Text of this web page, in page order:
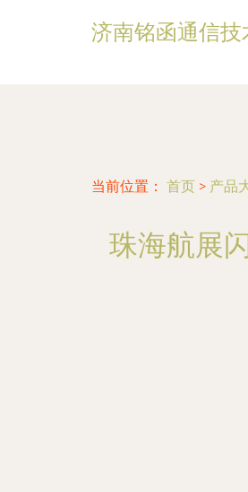
济南铭函通信技
当前位置： 首页 > 产品
珠海航展